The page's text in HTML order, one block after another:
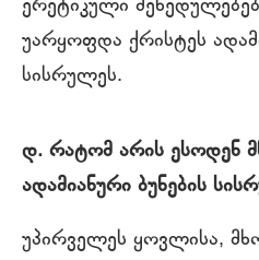
ერეტიკული
უარყოფდა ქრისტეს
სისრულეს.
დ. რატომ არის ესოდენ
ადამიანური ბუნების
უპირველეს ყოვლისა,